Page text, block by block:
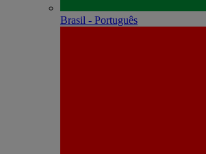
Brasil - Português